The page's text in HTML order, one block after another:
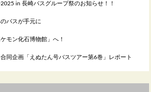
in 長崎バスグループ祭のお知らせ！！
バスが手元に
モン化石博物館」へ！
同企画「えぬたん号バスツアー第6巻」レポート